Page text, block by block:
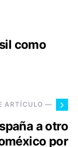
como
ARTÍCULO —
a otro
por